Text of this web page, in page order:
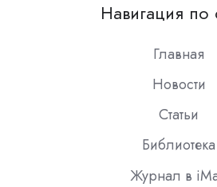
Навигация по
Главная
Новости
Статьи
Библиотека
Журнал в